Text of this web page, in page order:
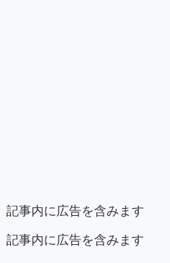
記事内に広告を含みます
記事内に広告を含みます